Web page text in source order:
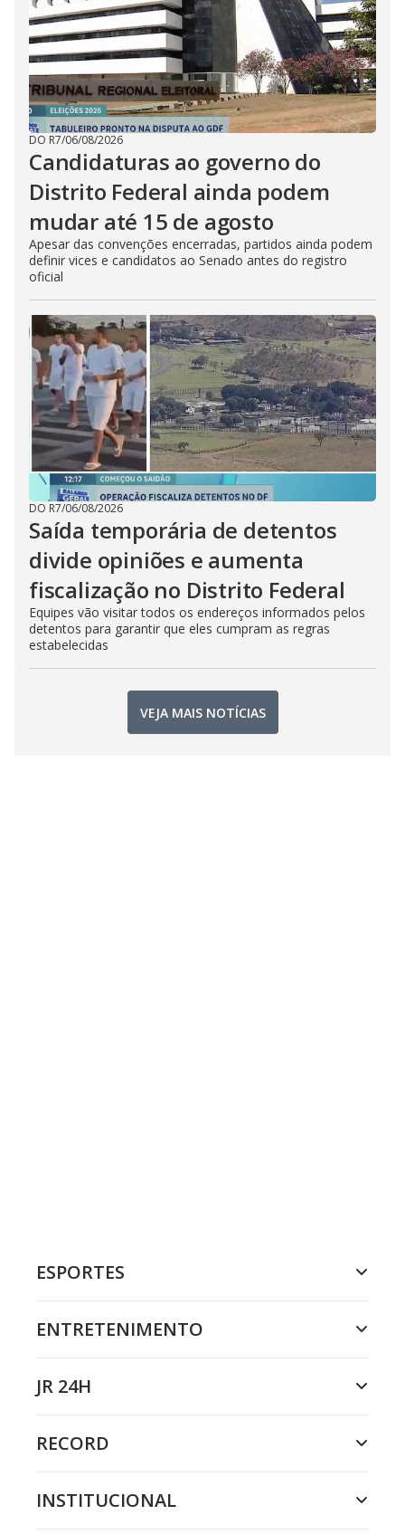
DO R7/06/08/2026
Candidaturas ao governo do
Distrito Federal ainda podem
mudar até 15 de agosto
Apesar das convenções encerradas, partidos ainda podem
definir vices e candidatos ao Senado antes do registro
oficial
DO R7/06/08/2026
Saída temporária de detentos
divide opiniões e aumenta
fiscalização no Distrito Federal
Equipes vão visitar todos os endereços informados pelos
detentos para garantir que eles cumpram as regras
estabelecidas
VEJA MAIS NOTÍCIAS
ESPORTES
ENTRETENIMENTO
JR 24H
RECORD
INSTITUCIONAL